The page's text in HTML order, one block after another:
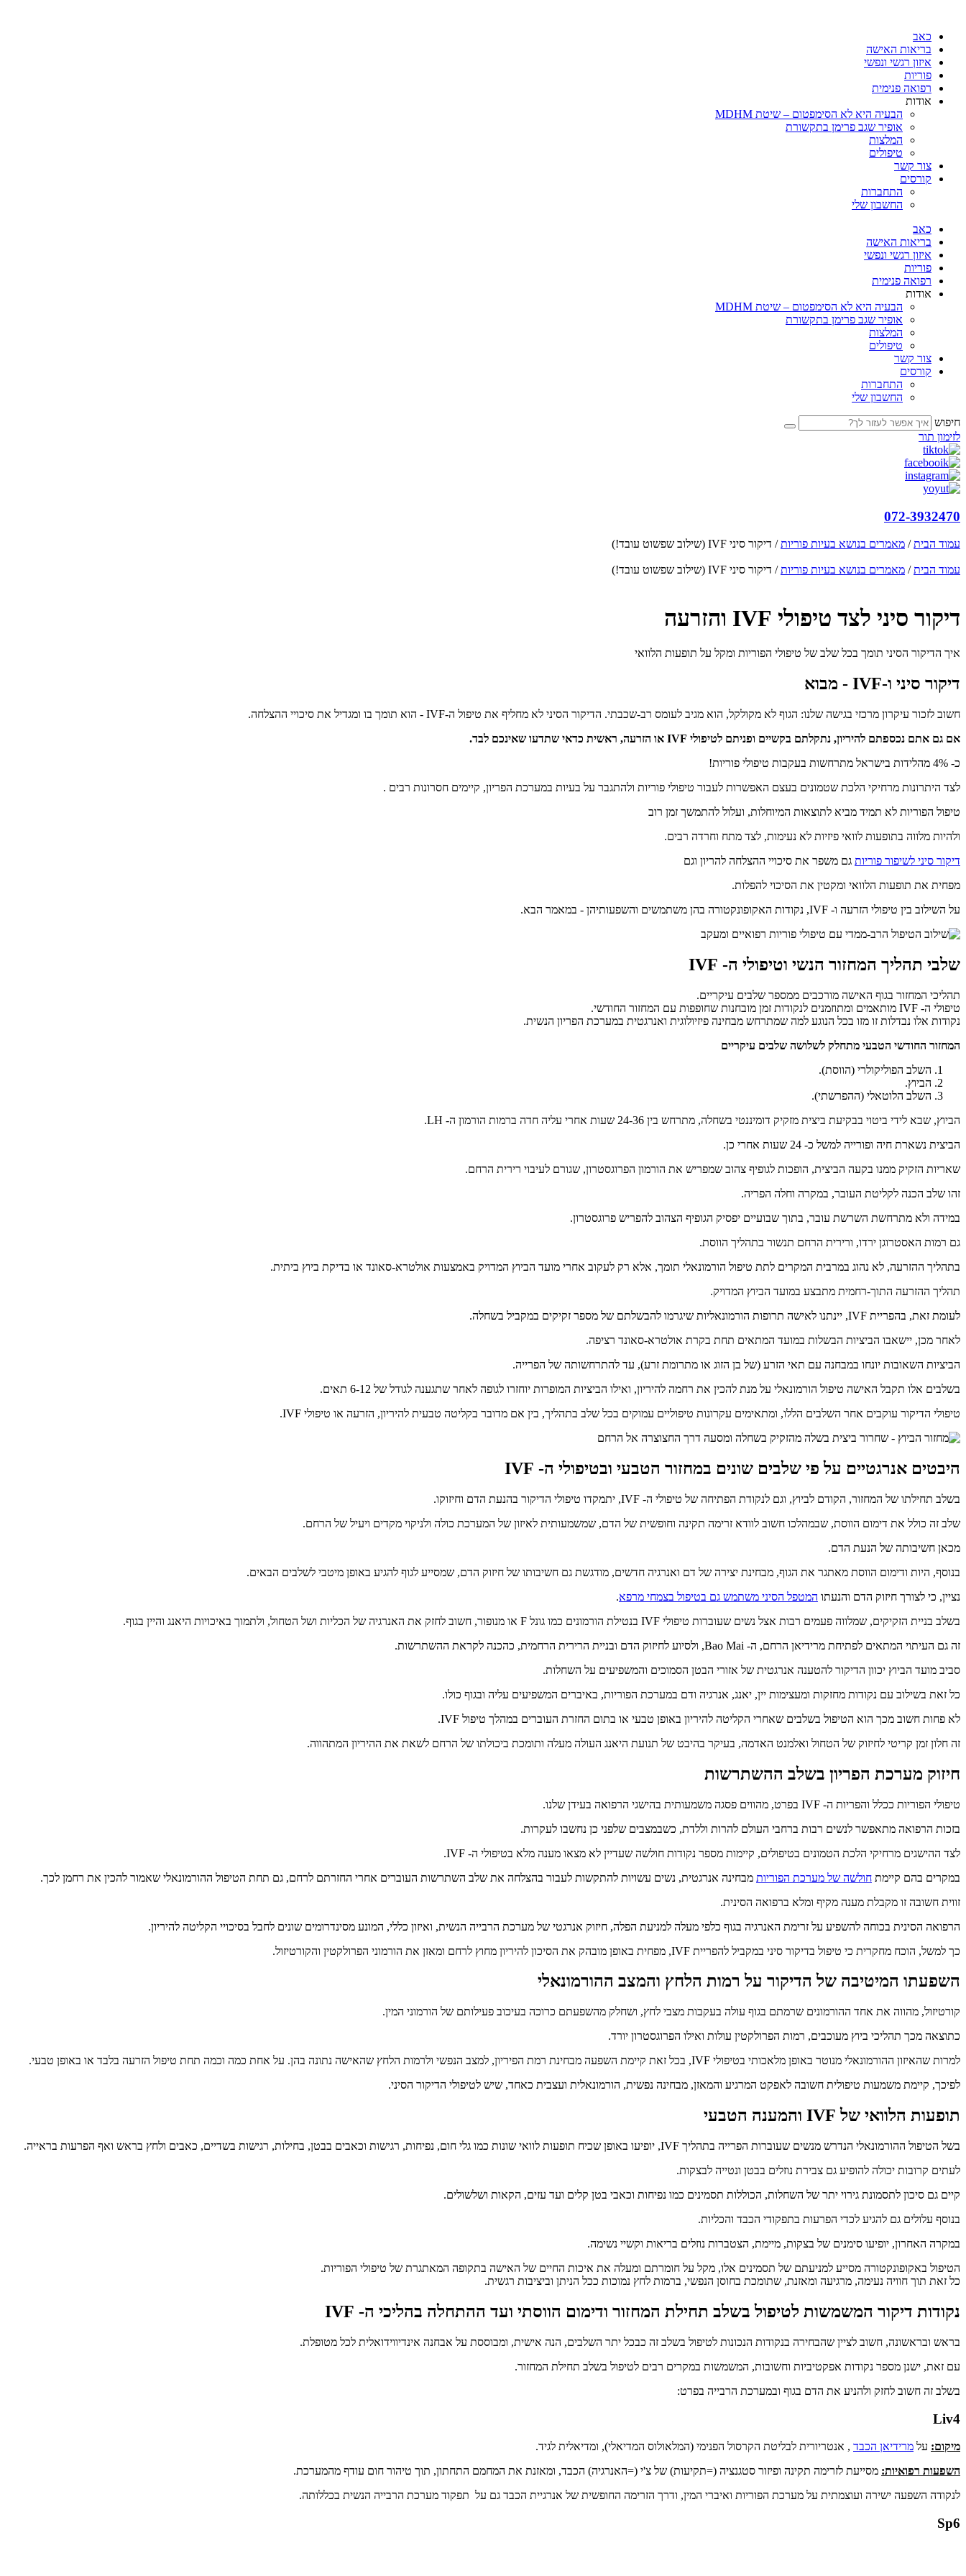
כאב
בריאות האישה
איזון רגשי ונפשי
פוריות
רפואה פנימית
אודות
הבעיה היא לא הסימפטום – שיטת MDHM
אופיר שגב פרימן בתקשורת
המלצות
טיפולים
צור קשר
קורסים
התחברות
החשבון שלי
כאב
בריאות האישה
איזון רגשי ונפשי
פוריות
רפואה פנימית
אודות
הבעיה היא לא הסימפטום – שיטת MDHM
אופיר שגב פרימן בתקשורת
המלצות
טיפולים
צור קשר
קורסים
התחברות
החשבון שלי
חיפוש
לזימון תור
072-3932470
עמוד הבית/ מאמרים בנושא בעיות פוריות/ דיקור סיני IVF (שילוב שפשוט עובד!)
עמוד הבית/ מאמרים בנושא בעיות פוריות/ דיקור סיני IVF (שילוב שפשוט עובד!)
דיקור סיני לצד טיפולי IVF והזרעה
איך הדיקור הסיני תומך בכל שלב של טיפולי הפוריות ומקל על תופעות הלוואי
דיקור סיני ו-IVF - מבוא
חשוב לזכור עיקרון מרכזי בגישה שלנו: הגוף לא מקולקל, הוא מגיב לעומס רב-שכבתי. הדיקור הסיני לא מחליף את טיפול ה-IVF - הוא תומך בו ומגדיל את סיכויי ההצלחה.
אם גם אתם נכספתם להיריון, נתקלתם בקשיים ופניתם לטיפולי IVF או הזרעה, ראשית כדאי שתדעו שאינכם לבד.
כ- 4% מהלידות בישראל מתרחשות בעקבות טיפולי פוריות!
לצד היתרונות מרחיקי הלכת שטמונים בעצם האפשרות לעבור טיפולי פוריות ולהתגבר על בעיות במערכת הפריון, קיימים חסרונות רבים .
טיפול הפוריות לא תמיד מביא לתוצאות המיוחלות, ועלול להתמשך זמן רוב
ולהיות מלווה בתופעות לוואי פיזיות לא נעימות, לצד מתח וחרדה רבים.
דיקור סיני לשיפור פוריות גם משפר את סיכויי ההצלחה להריון וגם
מפחית את תופעות הלוואי ומקטין את הסיכוי להפלות.
על השילוב בין טיפולי הזרעה ו- IVF, נקודות האקופונקטורה בהן משתמשים והשפעותיהן - במאמר הבא.
שלבי תהליך המחזור הנשי וטיפולי ה- IVF
תהליכי המחזור בגוף האישה מורכבים ממספר שלבים עיקריים.
טיפולי ה- IVF מותאמים ומתוזמנים לנקודות זמן מובחנות שחופפות עם המחזור החודשי.
נקודות אלו נבדלות זו מזו בכל הנוגע למה שמתרחש מבחינה פיזיולוגית ואנרגטית במערכת הפריון הנשית.
המחזור החודשי הטבעי מתחלק לשלושה שלבים עיקריים
השלב הפוליקולרי (הווסת).
הביוץ.
השלב הלוטאלי (ההפרשתי).
הביוץ, שבא לידי ביטוי בבקיעת ביצית מזקיק דומיננטי בשחלה, מתרחש בין 24-36 שעות אחרי עליה חדה ברמות הורמון ה- LH.
הביצית נשארת חיה ופורייה למשל כ- 24 שעות אחרי כן.
שאריות הזקיק ממנו בקעה הביצית, הופכות לגופיף צהוב שמפריש את הורמון הפרוגסטרון, שגורם לעיבוי רירית הרחם.
זהו שלב הכנה לקליטת העובר, במקרה וחלה הפריה.
במידה ולא מתרחשת השרשת עובר, בתוך שבועיים יפסיק הגופיף הצהוב להפריש פרוגסטרון.
גם רמות האסטרוגן ירדו, ורירית הרחם תנשור בתהליך הווסת.
בתהליך ההזרעה, לא נהוג במרבית המקרים לתת טיפול הורמונאלי תומך, אלא רק לעקוב אחרי מועד הביוץ המדויק באמצעות אולטרא-סאונד או בדיקת ביוץ ביתית.
תהליך ההזרעה התוך-רחמית מתבצע במועד הביוץ המדויק.
לעומת זאת, בהפריית IVF, יינתנו לאישה תרופות הורמונאליות שיגרמו להבשלתם של מספר זקיקים במקביל בשחלה.
לאחר מכן, יישאבו הביציות הבשלות במועד המתאים תחת בקרת אולטרא-סאונד רציפה.
הביציות השאובות יונחו במבחנה עם תאי הזרע (של בן הזוג או מתרומת זרע), עד להתרחשותה של הפרייה.
בשלבים אלו תקבל האישה טיפול הורמונאלי על מנת להכין את רחמה להיריון, ואילו הביציות המופרות יוחזרו לגופה לאחר שתגענה לגודל של 6-12 תאים.
טיפולי הדיקור עוקבים אחר השלבים הללו, ומתאימים עקרונות טיפוליים עמוקים בכל שלב בתהליך, בין אם מדובר בקליטה טבעית להיריון, הזרעה או טיפולי IVF.
היבטים אנרגטיים על פי שלבים שונים במחזור הטבעי ובטיפולי ה- IVF
בשלב תחילתו של המחזור, הקודם לביוץ, וגם לנקודת הפתיחה של טיפולי ה- IVF, יתמקדו טיפולי הדיקור בהנעת הדם וחיזוקו.
שלב זה כולל את דימום הווסת, שבמהלכו חשוב לוודא זרימה תקינה וחופשית של הדם, שמשמעותית לאיזון של המערכת כולה ולניקוי מקדים ויעיל של הרחם.
מכאן חשיבותה של הנעת הדם.
בנוסף, היות ודימום הווסת מאתגר את הגוף, מבחינת יצירה של דם ואנרגיה חדשים, מודגשת גם חשיבותו של חיזוק הדם, שמסייע לגוף להגיע באופן מיטבי לשלבים הבאים.
נציין, כי לצורך חיזוק הדם והנעתו המטפל הסיני משתמש גם בטיפול בצמחי מרפא.
בשלב בניית הזקיקים, שמלווה פעמים רבות אצל נשים שעוברות טיפולי IVF בנטילת הורמונים כמו גונל F או מנופור, חשוב לחזק את האנרגיה של הכליות ושל הטחול, ולתמוך באיכויות היאנג והיין בגוף.
זה גם העיתוי המתאים לפתיחת מרידיאן הרחם, ה- Bao Mai, ולסיוע לחיזוק הדם ובניית הרירית הרחמית, כהכנה לקראת ההשתרשות.
סביב מועד הביוץ יכוון הדיקור להטענה אנרגטית של אזורי הבטן הסמוכים והמשפיעים על השחלות.
כל זאת בשילוב עם נקודות מחזקות ומעצימות יין, יאנג, אנרגיה ודם במערכת הפוריות, באיברים המשפיעים עליה ובגוף כולו.
לא פחות חשוב מכך הוא הטיפול בשלבים שאחרי הקליטה להיריון באופן טבעי או בתום החזרת העוברים במהלך טיפול IVF.
זה חלון זמן קריטי לחיזוק של הטחול ואלמנט האדמה, בעיקר בהיבט של תנועת היאנג העולה מעלה ותומכת ביכולתו של הרחם לשאת את ההיריון המתהווה.
חיזוק מערכת הפריון בשלב ההשתרשות
טיפולי הפוריות ככלל והפריות ה- IVF בפרט, מהווים פסגה משמעותית בהישגי הרפואה בעידן שלנו.
בזכות הרפואה מתאפשר לנשים רבות ברחבי העולם להרות וללדת, כשבמצבים שלפני כן נחשבו לעקרות.
לצד ההישגים מרחיקי הלכת הטמונים בטיפולים, קיימות מספר נקודות חולשה שעדיין לא מצאו מענה מלא בטיפולי ה- IVF.
במקרים בהם קיימת חולשה של מערכת הפוריות מבחינה אנרגטית, נשים עשויות להתקשות לעבור בהצלחה את שלב השתרשות העוברים אחרי החזרתם לרחם, גם תחת הטיפול ההורמונאלי שאמור להכין את רחמן לכך.
זווית חשובה זו מקבלת מענה מקיף ומלא ברפואה הסינית.
הרפואה הסינית בכוחה להשפיע על זרימת האנרגיה בגוף כלפי מעלה למניעת הפלה, חיזוק אנרגטי של מערכת הרבייה הנשית, ואיזון כללי, המונע מסינדרומים שונים לחבל בסיכויי הקליטה להיריון.
כך למשל, הוכח מחקרית כי טיפול בדיקור סיני במקביל להפריית IVF, מפחית באופן מובהק את הסיכון להיריון מחוץ לרחם ומאזן את הורמוני הפרולקטין והקורטיזול.
השפעתו המיטיבה של הדיקור על רמות הלחץ והמצב ההורמונאלי
קורטיזול, מהווה את אחד ההורמונים שרמתם בגוף עולה בעקבות מצבי לחץ, ושחלק מהשפעתם כרוכה בעיכוב פעילותם של הורמוני המין.
כתוצאה מכך תהליכי ביוץ מעוכבים, רמות הפרולקטין עולות ואילו הפרוגסטרון יורד.
למרות שהאיזון ההורמונאלי מנוטר באופן מלאכותי בטיפולי IVF, בכל זאת קיימת השפעה מבחינת רמת הפיריון, למצב הנפשי ולרמות הלחץ שהאישה נתונה בהן. על אחת כמה וכמה תחת טיפול הזרעה בלבד או באופן טבעי.
לפיכך, קיימת משמעות טיפולית חשובה לאפקט המרגיע והמאזן, מבחינה נפשית, הורמונאלית ועצבית כאחד, שיש לטיפולי הדיקור הסיני.
תופעות הלוואי של IVF והמענה הטבעי
בשל הטיפול ההורמונאלי הנדרש מנשים שעוברות הפרייה בתהליך IVF, יופיעו באופן שכיח תופעות לוואי שונות כמו גלי חום, נפיחות, רגישות וכאבים בבטן, בחילות, רגישות בשדיים, כאבים ולחץ בראש ואף הפרעות בראייה.
לעתים קרובות יכולה להופיע גם צבירת נוזלים בבטן ונטייה לבצקות.
קיים גם סיכון לתסמונת גירוי יתר של השחלות, הכוללות תסמינים כמו נפיחות וכאבי בטן קלים ועד עזים, הקאות ושלשולים.
בנוסף עלולים גם להגיע לכדי הפרעות בתפקודי הכבד והכליות.
במקרה האחרון, יופיעו סימנים של בצקות, מיימת, הצטברות נוזלים בריאות וקשיי נשימה.
הטיפול באקופונקטורה מסייע למניעתם של תסמינים אלו, מקל על חומרתם ומעלה את איכות החיים של האישה בתקופה המאתגרת של טיפולי הפוריות.
כל זאת תוך חוויה נעימה, מרגיעה ומאזנת, שתומכת בחוסן הנפשי, ברמות לחץ נמוכות ככל הניתן וביציבות רגשית.
נקודות דיקור המשמשות לטיפול בשלב תחילת המחזור ודימום הווסתי ועד ההתחלה בהליכי ה- IVF
בראש ובראשונה, חשוב לציין שהבחירה בנקודות הנכונות לטיפול בשלב זה כבכל יתר השלבים, הנה אישית, ומבוססת על אבחנה אינדיווידואלית לכל מטופלת.
עם זאת, ישנן מספר נקודות אפקטיביות וחשובות, המשמשות במקרים רבים לטיפול בשלב תחילת המחזור.
בשלב זה חשוב לחזק ולהניע את הדם בגוף ובמערכת הרבייה בפרט:
Liv4
מיקום: על מרידיאן הכבד , אנטריורית לבליטת הקרסול הפנימי (המלאולוס המדיאלי), ומדיאלית לגיד.
השפעות רפואיות: מסייעת לזרימה תקינה ופיזור סטגנציה (=תקיעות) של צ'י (=האנרגיה) הכבד, ומאזנת את המחמם התחתון, תוך טיהור חום עודף מהמערכת.
לנקודה השפעה ישירה ועוצמתית על מערכת הפוריות ואיברי המין, ודרך הזרימה החופשית של אנרגיית הכבד גם על תפקוד מערכת הרבייה הנשית בכללותה.
Sp6